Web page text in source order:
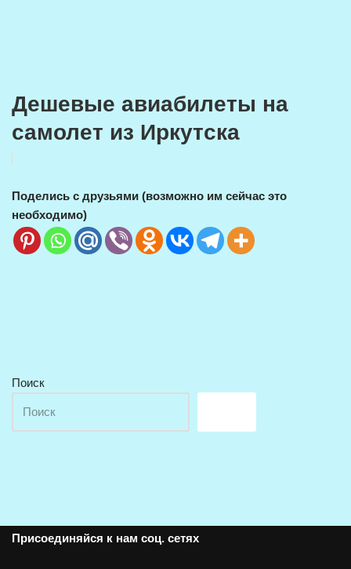
Дешевые авиабилеты на
самолет из Иркутска
Поделись с друзьями (возможно им сейчас это
необходимо)
Поиск
Присоединяйся к нам соц. сетях